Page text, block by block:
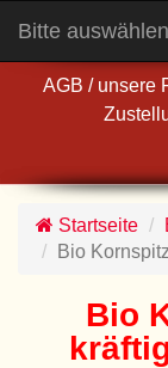
AGB / unsere
Bitte
Startseite
Bio
Bio